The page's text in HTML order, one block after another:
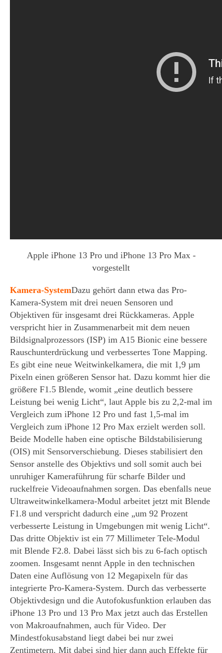
Apple iPhone 13 Pro und iPhone 13 Pro Max -
vorgestellt
Kamera-SystemDazu gehört dann etwa das Pro-
Kamera-System mit drei neuen Sensoren und
Objektiven für insgesamt drei Rückkameras. Apple
verspricht hier in Zusammenarbeit mit dem neuen
Bildsignalprozessors (ISP) im A15 Bionic eine bessere
Rauschunterdrückung und verbessertes Tone Mapping.
Es gibt eine neue Weitwinkelkamera, die mit 1,9 µm
Pixeln einen größeren Sensor hat. Dazu kommt hier die
größere F1.5 Blende, womit „eine deutlich bessere
Leistung bei wenig Licht“, laut Apple bis zu 2,2-mal im
Vergleich zum iPhone 12 Pro und fast 1,5-mal im
Vergleich zum iPhone 12 Pro Max erzielt werden soll.
Beide Modelle haben eine optische Bildstabilisierung
(OIS) mit Sensorverschiebung. Dieses stabilisiert den
Sensor anstelle des Objektivs und soll somit auch bei
unruhiger Kameraführung für scharfe Bilder und
ruckelfreie Videoaufnahmen sorgen. Das ebenfalls neue
Ultraweitwinkelkamera-Modul arbeitet jetzt mit Blende
F1.8 und verspricht dadurch eine „um 92 Prozent
verbesserte Leistung in Umgebungen mit wenig Licht“.
Das dritte Objektiv ist ein 77 Millimeter Tele-Modul
mit Blende F2.8. Dabei lässt sich bis zu 6-fach optisch
zoomen. Insgesamt nennt Apple in den technischen
Daten eine Auflösung von 12 Megapixeln für das
integrierte Pro-Kamera-System. Durch das verbesserte
Objektivdesign und die Autofokusfunktion erlauben das
iPhone 13 Pro und 13 Pro Max jetzt auch das Erstellen
von Makroaufnahmen, auch für Video. Der
Mindestfokusabstand liegt dabei bei nur zwei
Zentimetern. Mit dabei sind hier dann auch Effekte für